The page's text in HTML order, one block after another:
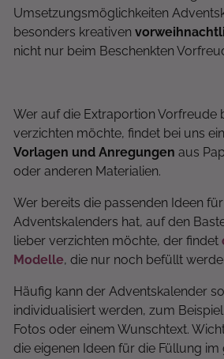
Umsetzungsmöglichkeiten
besonders kreativen
nicht nur beim Beschenkten
Wer auf die Extraportion Vorfreude
verzichten möchte, findet bei uns
Vorlagen und Anregungen aus
oder anderen Materialien.
Wer bereits die passenden Ideen
Adventskalenders hat, auf den
lieber verzichten möchte, der findet
Modelle, die nur noch befüllt
Häufig kann der Adventskalender
individualisiert werden, zum
Fotos oder einem Wunschtext.
die eigenen Ideen für die Füllung im